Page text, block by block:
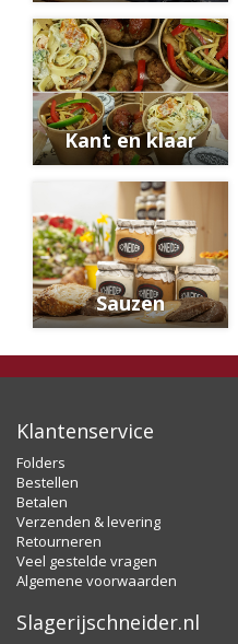
Kant en klaar
Sauzen
Klantenservice
Folders
Bestellen
Betalen
Verzenden & levering
Retourneren
Veel gestelde vragen
Algemene voorwaarden
Slagerijschneider.nl